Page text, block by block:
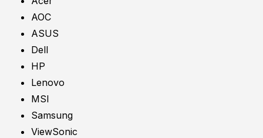
AOC
ASUS
Dell
HP
Lenovo
MSI
Samsung
ViewSonic